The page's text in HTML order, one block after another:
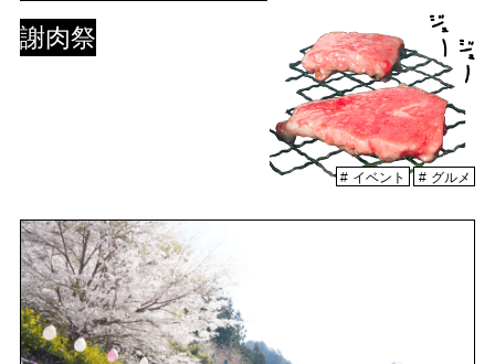
謝肉祭
イベント グルメ